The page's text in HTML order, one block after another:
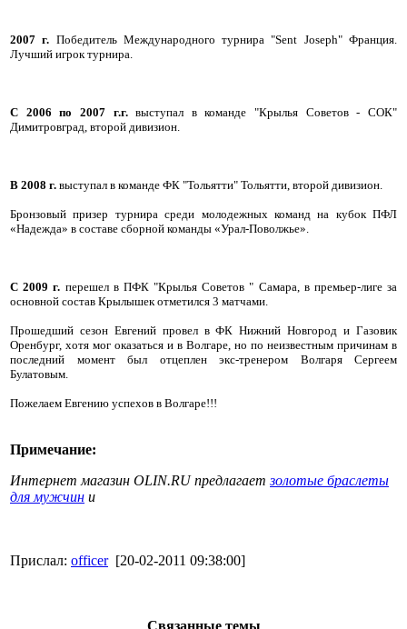
2007 г. Победитель Международного турнира "Sent Joseph" Франция.
Лучший игрок турнира.
C 2006 по 2007 г.г.выступал в команде "Крылья Советов - СОК"
Димитровград, второй дивизион.
В 2008 г. выступал в команде ФК "Тольятти" Тольятти, второй дивизион.
Бронзовый призер турнира среди молодежных команд на кубок ПФЛ
«Надежда» в составе сборной команды «Урал-Поволжье».
С 2009 г. перешел в ПФК "Крылья Советов " Самара, в премьер-лиге за
основной состав Крылышек отметился 3 матчами.
Прошедший сезон Евгений провел в ФК Нижний Новгород и Газовик
Оренбург, хотя мог оказаться и в Волгаре, но по неизвестным причинам в
последний момент был отцеплен экс-тренером Волгаря Сергеем
Булатовым.
Пожелаем Евгению успехов в Волгаре!!!
Примечание:
Интернет магазин OLIN.RU предлагаетзолотые браслеты
для мужчин и
Прислал: officer [20-02-2011 09:38:00]
Связанные темы